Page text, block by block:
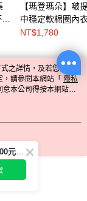
【瑪登瑪朵】啵
中穩定軟棉圈內
罩杯(香草膚)
NT$1,780
之詳情，及若您不希
請參閱本網站「 隱私
意本公司得按本網站使
綁定LINE好友 享100元折價券